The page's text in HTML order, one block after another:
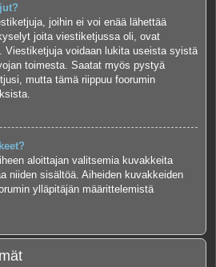
joihin ei voi enää lähettää
joita viestiketjussa oli, ovat
Viestiketjuja voidaan lukita useista syistä
toimesta. Saatat myös pystyä
mutta tämä riippuu foorumin
aloittajan valitsemia kuvakkeita
niiden sisältöä. Aiheiden kuvakkeiden
ylläpitäjän määrittelemistä